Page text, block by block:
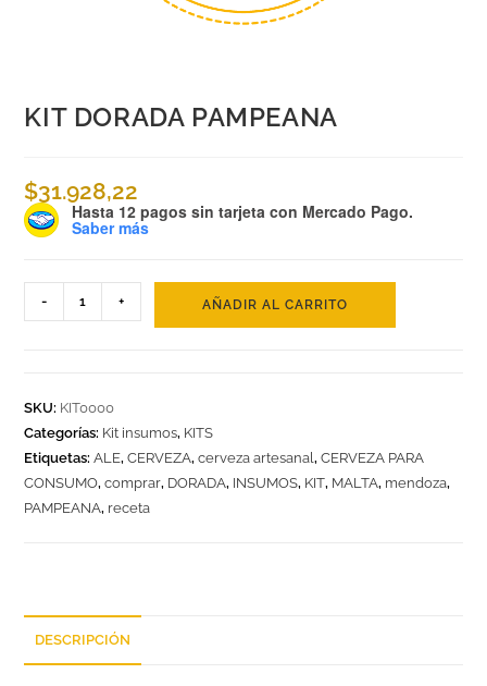
KIT DORADA PAMPEANA
$31.928,22
Hasta 12 pagos sin tarjeta con Mercado Pago.
Saber más
- + AÑADIR AL CARRITO
SKU: KIT0000
Categorías: Kit insumos, KITS
Etiquetas:ALE,CERVEZA,cerveza artesanal,CERVEZA PARA
CONSUMO,comprar, DORADA, INSUMOS, KIT, MALTA, mendoza,
PAMPEANA, receta
DESCRIPCIÓN